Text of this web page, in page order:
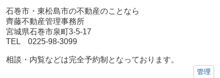
石巻市・東松島市の不動産のことなら
齊藤不動産管理事務所
宮城県石巻市泉町3-5-17
TEL 0225-98-3099
相談・内覧などは完全予約制となっております。
管理